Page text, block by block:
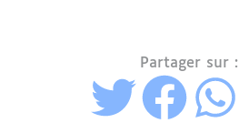
Partager sur :